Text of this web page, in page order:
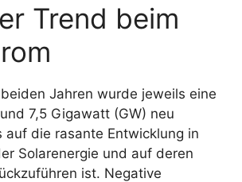
Trend beim
Jahren wurde jeweils eine
7,5 Gigawatt (GW) neu
auf die rasante Entwicklung in
Solarenergie und auf deren
ist. Negative